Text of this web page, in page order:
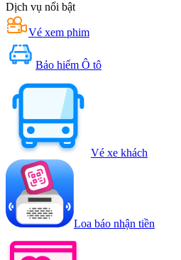
Dịch vụ nổi bật
Vé xem phim
Bảo hiểm Ô tô
Vé xe khách
Loa báo nhận tiền